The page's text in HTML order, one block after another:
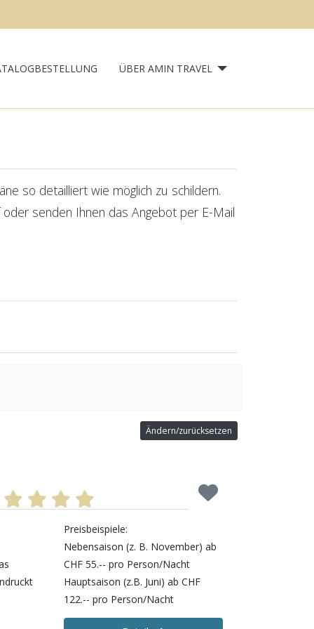
ÜBER AMIN TRAVEL
so detailliert wie möglich zu schildern.
senden Ihnen das Angebot per E-Mail
Ändern/zurücksetzen
Preisbeispiele:
Nebensaison (z. B. November) ab
CHF 55.-- pro Person/Nacht
Hauptsaison (z.B. Juni) ab CHF
122.-- pro Person/Nacht